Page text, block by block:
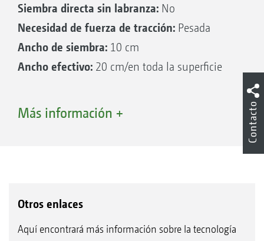
Siembra directa sin labranza: No
Necesidad de fuerza de tracción: Pesada
Ancho de siembra: 10 cm
Ancho efectivo: 20 cm/en toda la superficie
Más información +
Otros enlaces
Aquí encontrará más información sobre la tecnología
Contacto